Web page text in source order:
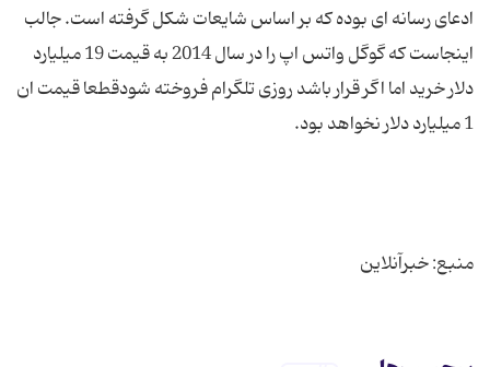
ادعای رسانه ای بوده که بر اساس شایعات شکل گرفته است. جالب
اینجاست که گوگل واتس اپ را در سال 2014 به قیمت 19 میلیارد
دلار خرید اما اگر قرار باشد روزی تلگرام فروخته شودقطعا قیمت ان
منبع: خبرآنلاین